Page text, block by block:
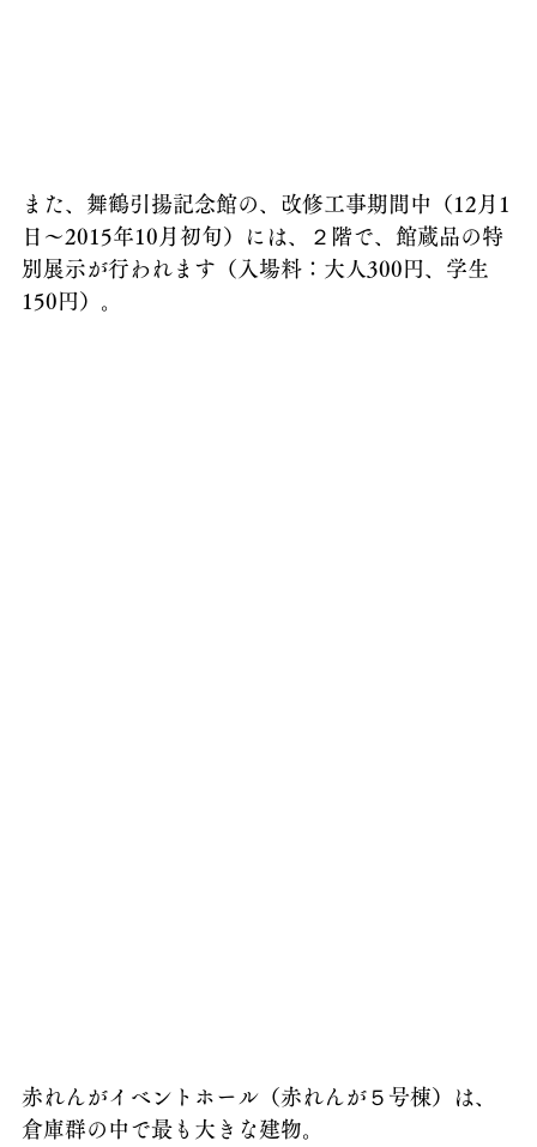
また、 舞鶴引揚記念館の、改修工事期間中（12月1
日～2015年10月初旬）には、２階で、館蔵品の特
別展示が行われます（入場料：大人300円、学生
150円）。
赤れんがイベントホール（赤れんが５号棟）は、
倉庫群の中で最も大きな建物。